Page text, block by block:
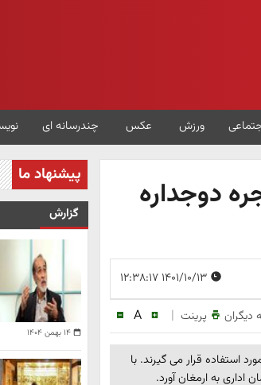
ورزش عکس چندرسانه ای
دوجداره
دیگران پرینت |
A
استفاده قرار می گیرند. با
به ارمغان آورد.
پیشنهاد ما
گزارش
۱۴ بهمن ۱۴۰۴